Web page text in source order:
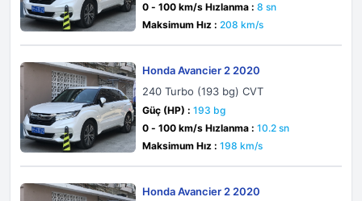
0 - 100 km/s Hızlanma : 8 sn
Maksimum Hız : 208 km/s
Honda Avancier 2 2020
240 Turbo (193 bg) CVT
Güç (HP) : 193 bg
0 - 100 km/s Hızlanma : 10.2 sn
Maksimum Hız : 198 km/s
Honda Avancier 2 2020